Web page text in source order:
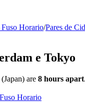
Fuso Horario/Pares de
e Tokyo
(Japan) are 8 hours apart.
Horario